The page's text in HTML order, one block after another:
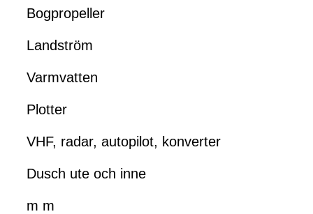
Bogpropeller
Landström
Varmvatten
Plotter
VHF, radar, autopilot, konverter
Dusch ute och inne
m m